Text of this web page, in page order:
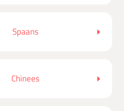
Spaans
Chinees